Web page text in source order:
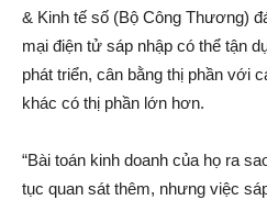
& Kinh tế số (Bộ Công Thương)
mại điện tử sáp nhập có thể tận
phát triển, cân bằng thị phần với
khác có thị phần lớn hơn.
“Bài toán kinh doanh của họ ra
tục quan sát thêm, nhưng việc